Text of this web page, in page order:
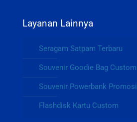
Layanan Lainnya
Seragam Satpam Terbaru
Souvenir Goodie Bag Custom
Souvenir Powerbank Promosi
Flashdisk Kartu Custom